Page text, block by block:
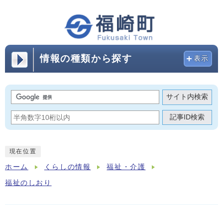
情報の種類から探す 表示
サイト内検索
記事ID検索
現在位置
ホーム くらしの情報 福祉・介護
福祉のしおり